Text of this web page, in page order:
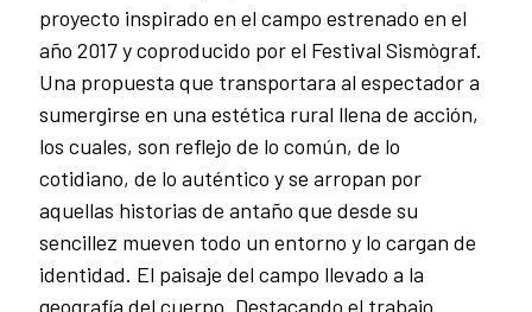
proyecto inspirado en el campo estrenado en el
año 2017 y coproducido por el Festival Sismògraf.
Una propuesta que transportara al espectador a
sumergirse en una estética rural llena de acción,
los cuales, son reflejo de lo común, de lo
cotidiano, de lo auténtico y se arropan por
aquellas historias de antaño que desde su
sencillez mueven todo un entorno y lo cargan de
identidad. El paisaje del campo llevado a la
geografía del cuerpo. Destacando el trabajo